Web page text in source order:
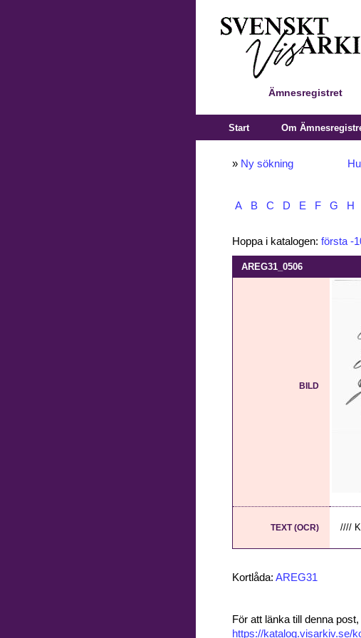
Ämnesregistret
Start Om
» Ny sökning
A B C D E F G H
Hoppa i katalogen: första -
AREG31_0506
BILD
TEXT (OCR) ////
Kortlåda: AREG31
För att länka till denna
https://katalog.visarkiv.se/